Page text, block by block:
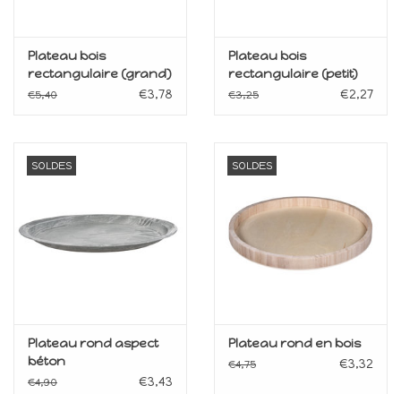
Plateau bois
rectangulaire (grand)
€5,40 €3,78
Plateau bois
rectangulaire (petit)
€3,25 €2,27
SOLDES
Plateau rond aspect
béton
€4,90 €3,43
SOLDES
Plateau rond en bois
€4,75 €3,32